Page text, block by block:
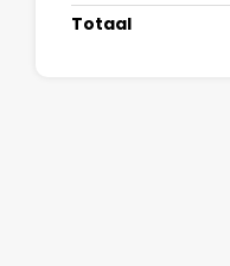
Totaal